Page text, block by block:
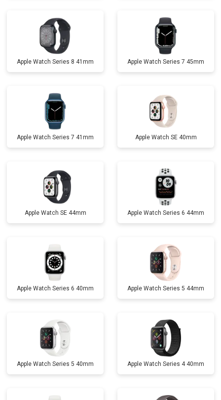
Apple Watch Series 8 41mm Apple Watch Series 7 45mm
Apple Watch Series 7 41mm Apple Watch SE 40mm
Apple Watch SE 44mm Apple Watch Series 6 44mm
Apple Watch Series 6 40mm Apple Watch Series 5 44mm
Apple Watch Series 5 40mm Apple Watch Series 4 40mm